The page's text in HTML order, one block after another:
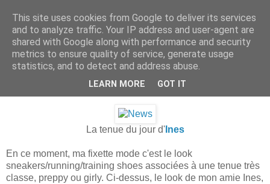
samedi 14 juillet 2012
Instantanés : les sneakers en ville
La tenue du jour d'Ines
En ce moment, ma fixette mode c'est le look
sneakers/running/training shoes associées à une tenue très
classe, preppy ou girly. Ci-dessus, le look de mon amie Ines,
This site uses cookies from Google to deliver its services
and to analyze traffic. Your IP address and user-agent are
shared with Google along with performance and security
metrics to ensure quality of service, generate usage
statistics, and to detect and address abuse.
LEARN MORE GOT IT